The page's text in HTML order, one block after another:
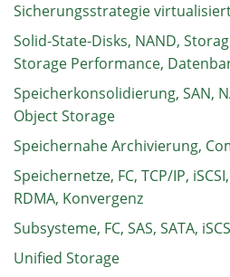
Sicherungsstrategie
Solid-State-Disks, NAND,
Storage Performance,
Speicherkonsolidierung, SAN,
Object Storage
Speichernahe Archivierung,
Speichernetze, FC, TCP/IP,
RDMA, Konvergenz
Subsysteme, FC, SAS, SATA,
Unified Storage